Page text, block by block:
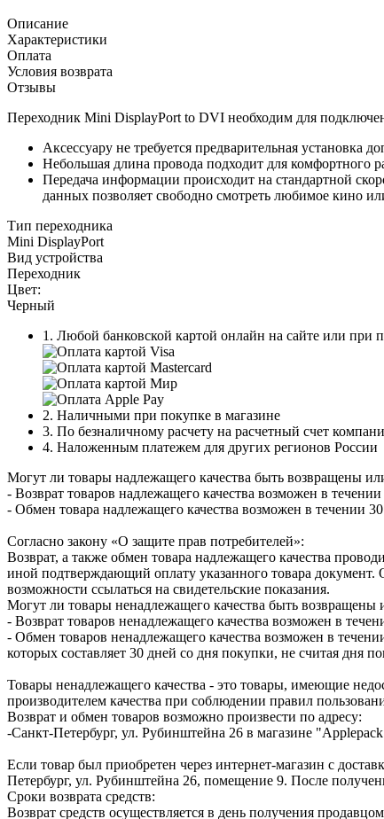
Описание
Характеристики
Оплата
Условия возврата
Отзывы
Переходник Mini DisplayPort to DVI необходим для
Аксессуару не требуется предварительная установка
Небольшая длина провода подходит для комфортного
Передача информации происходит на стандартной
данных позволяет свободно смотреть любимое кино
Тип переходника
Mini DisplayPort
Вид устройства
Переходник
Цвет:
Черный
1. Любой банковской картой онлайн на сайте или при
2. Наличными при покупке в магазине
3. По безналичному расчету на расчетный счет
4. Наложенным платежем для других регионов России
Могут ли товары надлежащего качества быть возвращены
- Возврат товаров надлежащего качества возможен в
- Обмен товара надлежащего качества возможен в течении
Согласно закону «О защите прав потребителей»:
Возврат, а также обмен товара надлежащего качества
иной подтверждающий оплату указанного товара документ.
возможности ссылаться на свидетельские показания.
Могут ли товары ненадлежащего качества быть возвращены
- Возврат товаров ненадлежащего качества возможен в
- Обмен товаров ненадлежащего качества возможен в
которых составляет 30 дней со дня покупки, не считая дня
Товары ненадлежащего качества - это товары, имеющие
производителем качества при соблюдении правил
Возврат и обмен товаров возможно произвести по адресу:
-Санкт-Петербург, ул. Рубинштейна 26 в магазине
Если товар был приобретен через интернет-магазин с
Петербург, ул. Рубинштейна 26, помещение 9. После
Сроки возврата средств:
Возврат средств осуществляется в день получения